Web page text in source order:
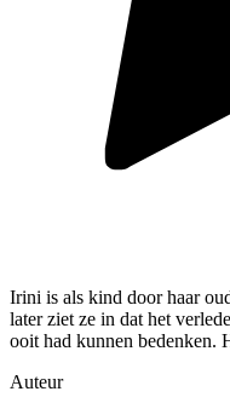
Irini is als kind door haar
later ziet ze in dat het
ooit had kunnen bedenken.
Auteur